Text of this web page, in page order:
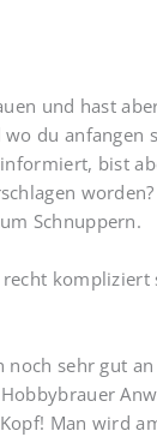
und hast
du anfangen
bist
Schnuppern.
kompliziert
noch sehr gut
Man wird